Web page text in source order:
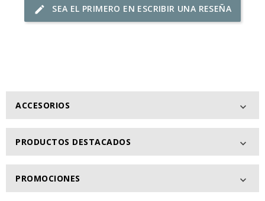
edit SEA EL PRIMERO EN ESCRIBIR UNA RESEÑA
ACCESORIOS 
PRODUCTOS DESTACADOS 
PROMOCIONES 